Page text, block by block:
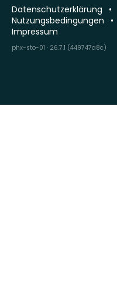
Datenschutzerklärung
Nutzungsbedingungen
Impressum
phx-sto-01 · 26.7.1 (449747a8c)